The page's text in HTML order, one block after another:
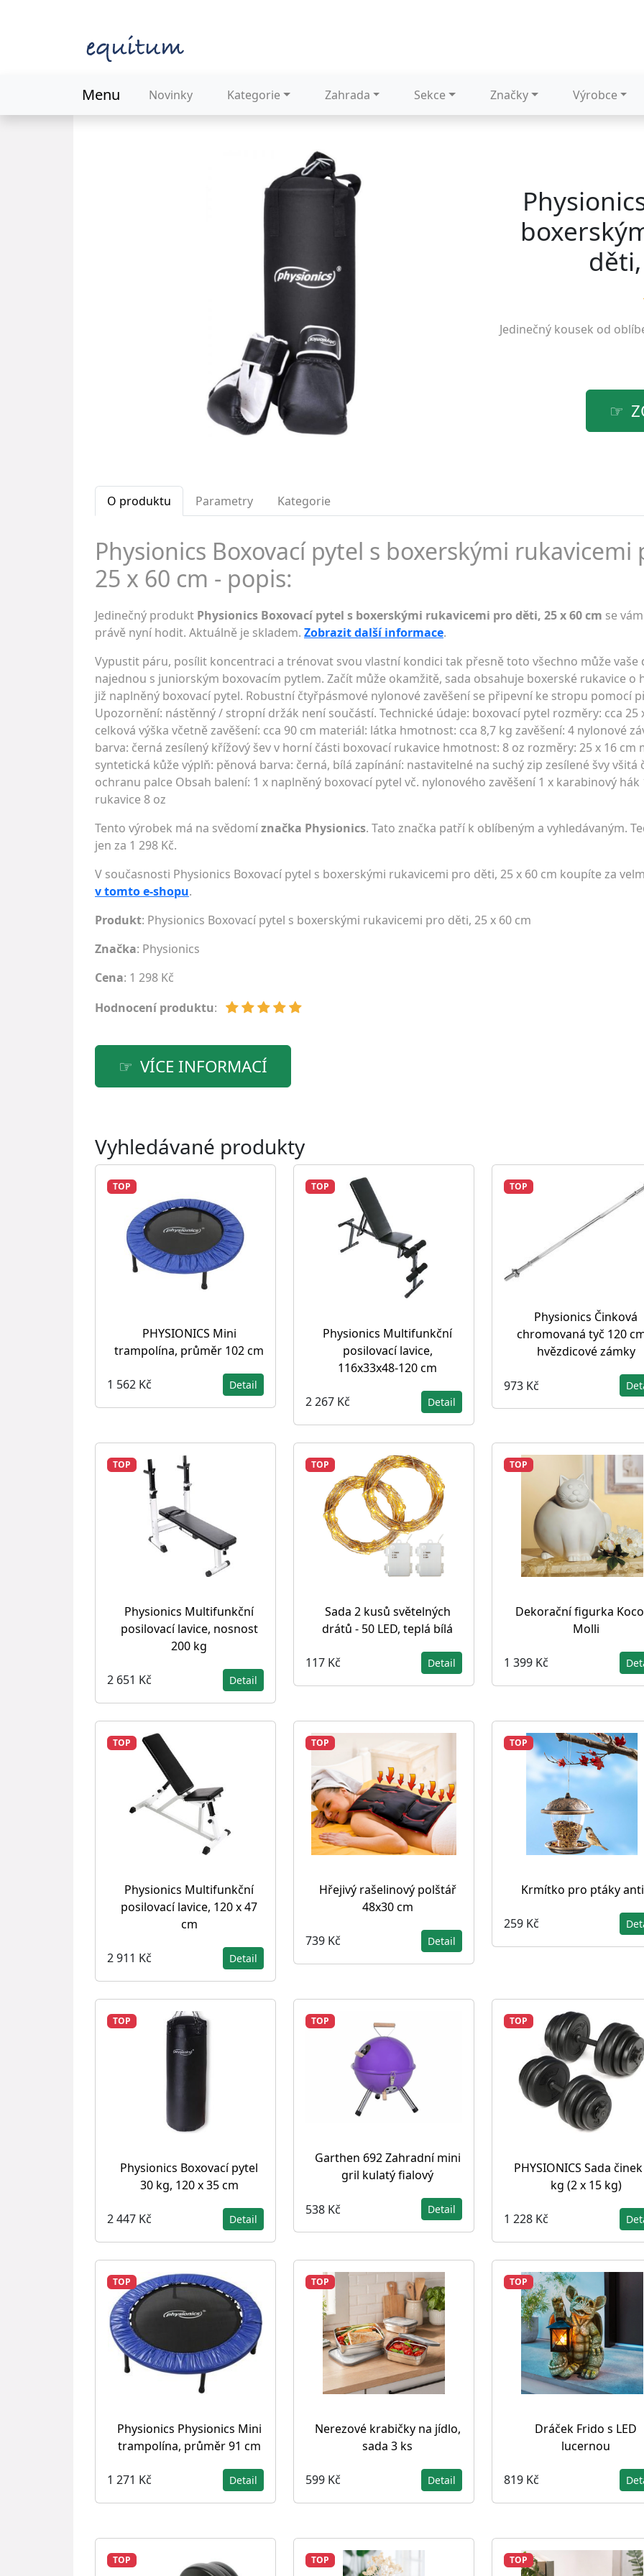
Menu Novinky Kategorie Zahrada Sekce Značky Výrobce
Jedinečný kousek od
O produktu Parametry Kategorie
Physionics Boxovací pytel s boxerskými rukavicemi
25 x 60 cm - popis:
Jedinečný produkt Physionics Boxovací pytel s boxerskými rukavicemi pro děti, 25 x 60 cm se
právě nyní hodit. Aktuálně je skladem. Zobrazit další informace.
Vypustit páru, posílit koncentraci a trénovat svou vlastní kondici tak přesně toto všechno může vaše
najednou s juniorským boxovacím pytlem. Začít může okamžitě, sada obsahuje boxerské rukavice o
již naplněný boxovací pytel. Robustní čtyřpásmové nylonové zavěšení se připevní ke stropu pomocí
Upozornění: nástěnný / stropní držák není součástí. Technické údaje: boxovací pytel rozměry: cca 25
celková výška včetně zavěšení: cca 90 cm materiál: látka hmotnost: cca 8,7 kg zavěšení: 4 nylonové
barva: černá zesílený křížový šev v horní části boxovací rukavice hmotnost: 8 oz rozměry: 25 x 16 cm
syntetická kůže výplň: pěnová barva: černá, bílá zapínání: nastavitelné na suchý zip zesílené švy všitá
ochranu palce Obsah balení: 1 x naplněný boxovací pytel vč. nylonového zavěšení 1 x karabinový hák
rukavice 8 oz
Tento výrobek má na svědomíznačka Physionics. Tato značka patří k oblíbeným a vyhledávaným.
jen za 1 298 Kč.
V současnosti Physionics Boxovací pytel s boxerskými rukavicemi pro děti, 25 x 60 cm koupíte za
v tomto e-shopu.
Produkt: Physionics Boxovací pytel s boxerskými rukavicemi pro děti, 25 x 60 cm
Značka: Physionics
Cena: 1 298 Kč
Hodnocení produktu:
VÍCE INFORMACÍ
Vyhledávané produkty
TOP
PHYSIONICS Mini
trampolína, průměr 102 cm
1 562 Kč Detail
TOP
Physionics Multifunkční
posilovací lavice,
116x33x48-120 cm
2 267 Kč Detail
TOP
Physionics Činková
chromovaná tyč 120
hvězdicové zámky
973 Kč
TOP
Physionics Multifunkční
posilovací lavice, nosnost
200 kg
2 651 Kč Detail
TOP
Sada 2 kusů světelných
drátů - 50 LED, teplá bílá
117 Kč Detail
TOP
Dekorační figurka
Molli
1 399 Kč
TOP
Physionics Multifunkční
posilovací lavice, 120 x 47
cm
2 911 Kč Detail
TOP
Hřejivý rašelinový polštář
48x30 cm
739 Kč Detail
TOP
Krmítko pro ptáky
259 Kč
TOP
Physionics Boxovací pytel
30 kg, 120 x 35 cm
2 447 Kč Detail
TOP
Garthen 692 Zahradní mini
gril kulatý fialový
538 Kč Detail
TOP
PHYSIONICS Sada
kg (2 x 15 kg)
1 228 Kč
TOP
Physionics Physionics Mini
trampolína, průměr 91 cm
1 271 Kč Detail
TOP
Nerezové krabičky na jídlo,
sada 3 ks
599 Kč Detail
TOP
Dráček Frido s LED
lucernou
819 Kč
TOP TOP TOP